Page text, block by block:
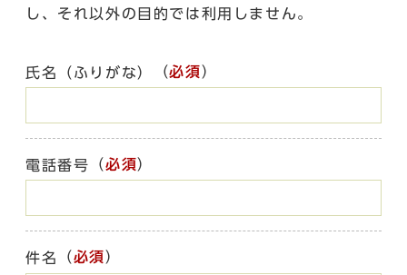
し、それ以外の目的では利用しません。
氏名（ふりがな） （必須）
電話番号 （必須）
件名 （必須）